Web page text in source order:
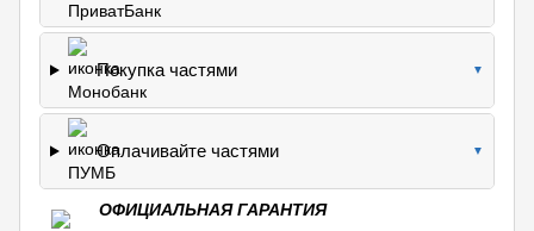
Покупка частями ▼
Оплачивайте частями ▼
ОФИЦИАЛЬНАЯ ГАРАНТИЯ